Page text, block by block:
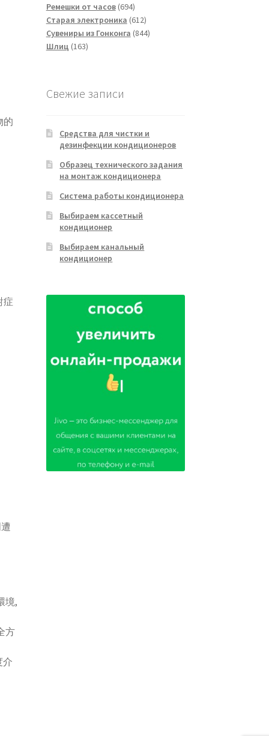
的
症
境,
方
介
товар
Ремешки от часов 694694
товара
Старая электроника 612612
товаров
Сувениры из Гонконга 844844
Шлиц 163163
Свежие записи
Средства для чистки и
дезинфекции кондиционеров
Образец технического задания
на монтаж кондиционера
Система работы кондиционера
Выбираем кассетный
кондиционер
Выбираем канальный
кондиционер